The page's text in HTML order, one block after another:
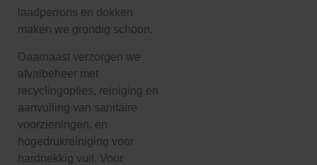
laadperrons en dokken
maken we grondig schoon.
Daarnaast verzorgen we
afvalbeheer met
recyclingopties, reiniging en
aanvulling van sanitaire
voorzieningen, en
hogedrukreiniging voor
hardnekkig vuil. Voor